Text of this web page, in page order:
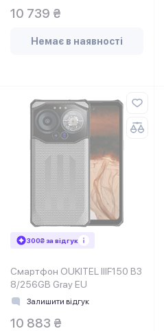
10 739 ₴
Немає в наявності
300₴ за відгук
Смартфон OUKITEL IIIF150 B3
8/256GB Gray EU
Залишити відгук
10 883 ₴